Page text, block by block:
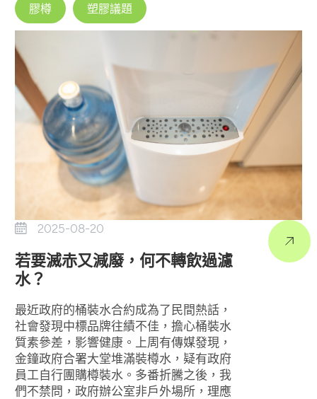
膠樽 塑膠議題
2025-08-20
若要滅赤又減廢，何不轉飲過濾
水？
最近政府的桶裝水合約成為了民間熱話，
社會發現中標品牌往績不佳，擔心桶裝水
質素參差，影響健康。上周有傳媒發現，
金鐘政府合署大堂堆滿裝樽水，疑有政府
員工自行團購樽裝水。多番折騰之後，我
們不禁問，政府辦公室非戶外場所，理應